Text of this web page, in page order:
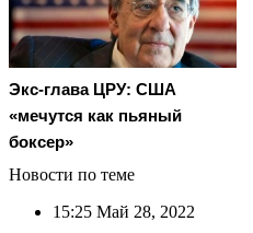
Экс-глава ЦРУ: США
«мечутся как пьяный
боксер»
Новости по теме
15:25 Май 28, 2022